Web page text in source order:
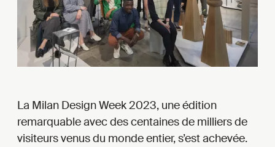
La Milan Design Week 2023, une édition
remarquable avec des centaines de milliers de
visiteurs venus du monde entier, s’est achevée.